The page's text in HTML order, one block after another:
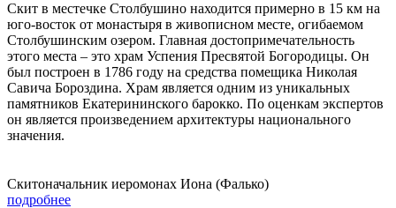
Скит в местечке Столбушино находится примерно в 15 км на
юго-восток от монастыря в живописном месте, огибаемом
Столбушинским озером. Главная достопримечательность
этого места – это храм Успения Пресвятой Богородицы. Он
был построен в 1786 году на средства помещика Николая
Савича Бороздина. Храм является одним из уникальных
памятников Екатерининского барокко. По оценкам экспертов
он является произведением архитектуры национального
значения.
Скитоначальник иеромонах Иона (Фалько)
подробнее